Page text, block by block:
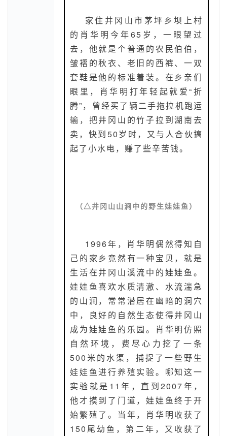
家住井冈山市茅坪乡坝上村
的肖华明今年65岁，一眼望过
去，他就是个普通的农民伯伯，
皱褶的秋衣、老旧的西裤、一双
套鞋是他的标准着装。在乡亲们
眼里，肖华明打年轻起就爱“折
腾”，曾经买了辆二手拖拉机跑运
输，把井冈山的竹子拉到湖南去
卖，快到50岁时，又与人合伙搞
起了小水电，赚了些辛苦钱。
（△井冈山山涧中的野生娃娃鱼）
1996年，肖华明偶然得知自
己的家乡竟然有一种宝贝，就是
生活在井冈山溪流中的娃娃鱼。
娃娃鱼喜欢水质清澈、水流湍急
的山涧，常常潜居在幽暗的洞穴
中，良好的自然生态使得井冈山
成为娃娃鱼的乐园。肖华明仿照
自然环境，费尽心力挖了一条
500米的水渠，捕捉了一些野生
娃娃鱼进行养殖实验。哪知这一
实验就是11年，直到2007年，
他才摸到了门道，娃娃鱼终于开
始繁殖了。当年，肖华明收获了
150尾幼鱼，第二年，又收获了